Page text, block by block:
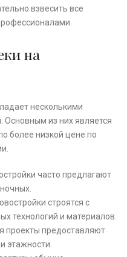
взвесить все
на
несколькими
из них является
более низкой цене по
часто предлагают
строятся с
технологий и материалов.
проекты предоставляют
этажности.